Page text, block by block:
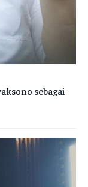
sebagai